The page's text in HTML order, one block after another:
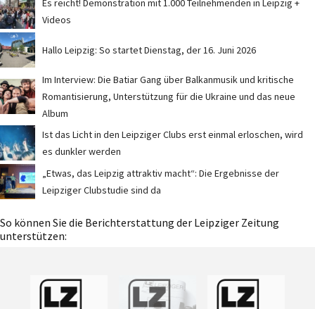
Es reicht! Demonstration mit 1.000 Teilnehmenden in Leipzig +
Videos
Hallo Leipzig: So startet Dienstag, der 16. Juni 2026
Im Interview: Die Batiar Gang über Balkanmusik und kritische
Romantisierung, Unterstützung für die Ukraine und das neue
Album
Ist das Licht in den Leipziger Clubs erst einmal erloschen, wird
es dunkler werden
„Etwas, das Leipzig attraktiv macht“: Die Ergebnisse der
Leipziger Clubstudie sind da
So können Sie die Berichterstattung der Leipziger Zeitung
unterstützen: